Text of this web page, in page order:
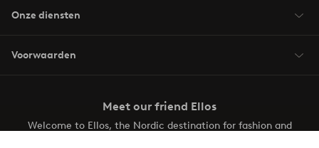
Onze diensten
Voorwaarden
Meet our friend Ellos
Welcome to Ellos, the Nordic destination for fashion and